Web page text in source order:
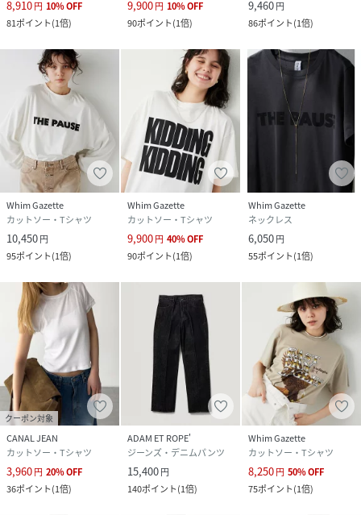
【注意事項】
干異なる場合があります。
また 、パソコンやスマートフォンのモニター環境などによ
り、色味が違って見える場合がございます。
・店頭及び屋外での撮影画像は、光の当たり具合で色味が違
って見える場合があります。
商品の色味は、スタジオ撮影の画像をご参照ください。
・入荷状況により、お届け予定が前後する場合があります。
・お客様への発送が店頭販売より遅れる場合があります。
・追加生産商品は、一部の店舗、通販で販売中の場合があり
予めご了承下さい。
性別タイプ レディース
原産国
素材 綿 100%
サイズ
品番
EV3861_WGZ1021306A0008
WGZ1021306A0008-m-2 EV3861)
8,910円 10%OFF
81ポイント(1倍)
9,900円 10%OFF
90ポイント(1倍)
9,460円
86ポイント(1倍)
Whim Gazette
カットソー・Tシャツ
10,450円
95ポイント(1倍)
Whim Gazette
カットソー・Tシャツ
9,900円 40%OFF
90ポイント(1倍)
Whim Gazette
ネックレス
6,050円
55ポイント(1倍)
クーポン対象
CANAL JEAN
カットソー・Tシャツ
3,960円 20%OFF
36ポイント(1倍)
ADAM ET ROPE'
ジーンズ・デニムパンツ
15,400円
140ポイント(1倍)
Whim Gazette
カットソー・Tシャツ
8,250円 50%OFF
75ポイント(1倍)